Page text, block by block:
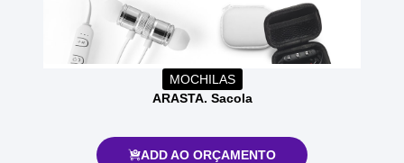
MOCHILAS
ARASTA. Sacola
ADD AO ORÇAMENTO